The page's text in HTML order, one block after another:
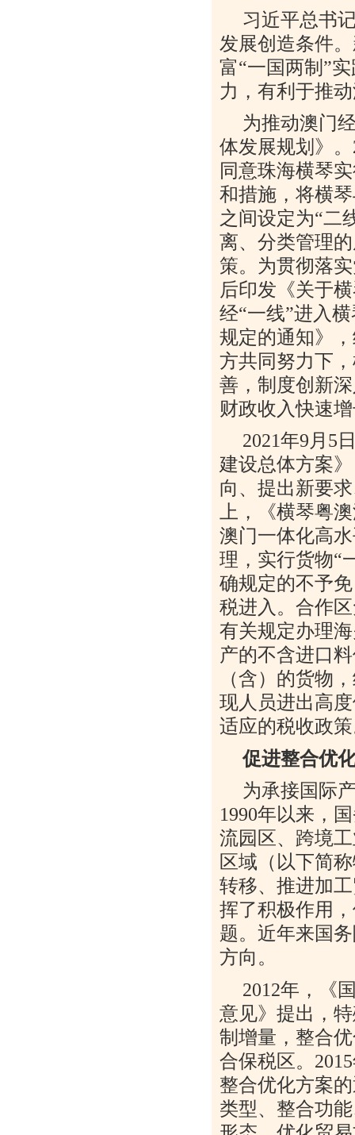
习近平总书
发展创造条件
富“一国两制”
力，有利于推
为推动澳门
体发展规划》。
同意珠海横琴
和措施，将横
之间设定为“二
离、分类管理
策。为贯彻落
后印发《关于
经“一线”进入
规定的通知》
方共同努力下
善，制度创新
财政收入快速
2021年9月 5
建设总体方案
向、提出新要
上，《横琴粤
澳门一体化高
理，实行货物“
确规定的不予
税进入。合作
有关规定办理
产的不含进口
（含）的货物
现人员进出高
适应的税收政
促进整合优
为承接国际
1990年以来，
流园区、跨境
区域（以下简
转移、推进加
挥了积极作用
题。近年来国
方向。
2012年，《
意见》提出，
制增量，整合
合保税区。 2015
整合优化方案
类型、整合功